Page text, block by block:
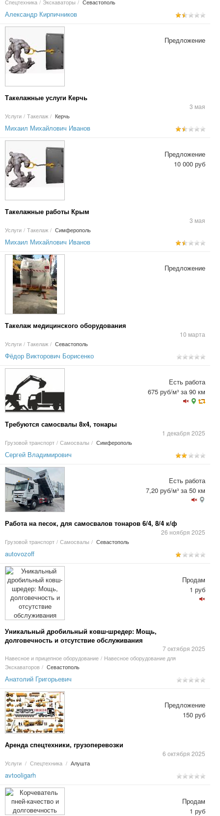
Спецтехника / Экскаваторы / Севастополь
Александр Кирпичников
Такелажные услуги Керчь
3 мая
Услуги / Такелаж / Керчь
Предложение
Михаил Михайлович Иванов
Такелажные работы Крым
3 мая
Услуги / Такелаж / Симферополь
Предложение
10 000 руб
Михаил Михайлович Иванов
Такелаж медицинского оборудования
10 марта
Услуги / Такелаж / Севастополь
Предложение
Фёдор Викторович Борисенко
Требуются самосвалы 8х4, тонары
1 декабря 2025
Грузовой транспорт / Самосвалы / Симферополь
Есть работа
675 руб/м³ за 90 км
Сергей Владимирович
Работа на песок, для самосвалов тонаров 6/4, 8/4 к/ф
26 ноября 2025
Грузовой транспорт / Самосвалы / Севастополь
Есть работа
7,20 руб/м³ за 50 км
autovozoff
Уникальный дробильный ковш-шредер: Мощь,
долговечность и отсутствие обслуживания
7 октября 2025
Навесное и прицепное оборудование / Навесное оборудование для
Экскаваторов / Севастополь
Продам
1 руб
Анатолий Григорьевич
Аренда спецтехники, грузоперевозки
6 октября 2025
Услуги / Спецтехника / Алушта
Предложение
150 руб
avtooligarh
Продам
1 руб